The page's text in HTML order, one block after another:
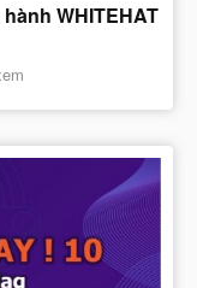
WHITEHAT